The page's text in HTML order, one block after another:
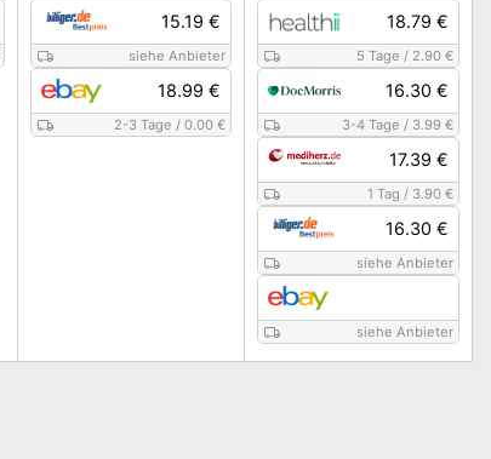
15.19 €
siehe Anbieter
18.99 €
2-3 Tage /0.00 €
18.79 €
5 Tage / 2.90 €
16.30 €
3-4 Tage / 3.99 €
17.39 €
1 Tag / 3.90 €
16.30 €
siehe Anbieter
siehe Anbieter